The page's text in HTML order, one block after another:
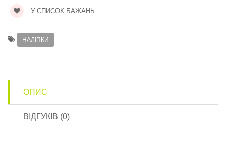
У СПИСОК БАЖАНЬ
НАЛІПКИ
ОПИС
ВІДГУКІВ (0)